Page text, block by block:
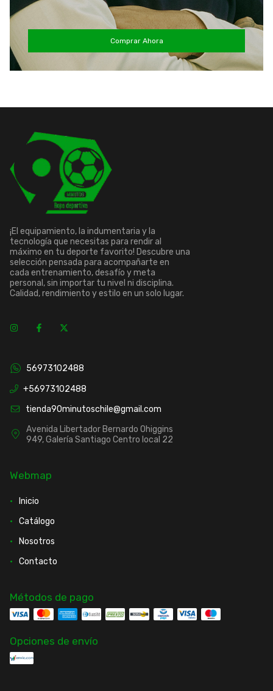
Comprar Ahora
¡El equipamiento, la indumentaria y la
tecnología que necesitas para rendir al
máximo en tu deporte favorito! Descubre una
selección pensada para acompañarte en
cada entrenamiento, desafío y meta
personal, sin importar tu nivel ni disciplina.
Calidad, rendimiento y estilo en un solo lugar.
56973102488
+56973102488
tienda90minutoschile@gmail.com
Avenida Libertador Bernardo Ohiggins
949, Galería Santiago Centro local 22
Webmap
Inicio
Catálogo
Nosotros
Contacto
Métodos de pago
Opciones de envío